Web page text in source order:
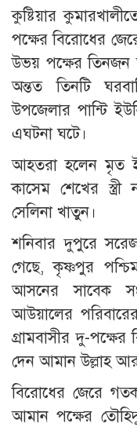
কুষ্টিয়ার
পক্ষের বিরোধের
উভয় পক্ষের তিনজন
অন্তত তিনটি
উপজেলার পান্টি
এঘটনা ঘটে।
আহতরা হলেন মৃত
কাসেম শেখের স্ত্রী
সেলিনা খাতুন।
শনিবার দুপুরে
গেছে, কৃষ্ণপুর
আসনের সাবেক
আউয়ালের
গ্রামবাসীর দু-
দেন আমান উল্লাহ
বিরোধের জেরে
আমান পক্ষের